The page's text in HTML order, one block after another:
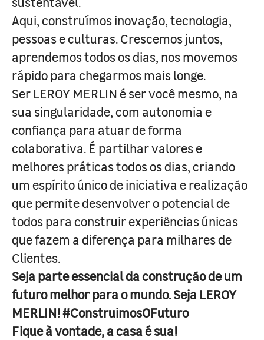
Aqui, construímos inovação, tecnologia,
pessoas e culturas. Crescemos juntos,
aprendemos todos os dias, nos movemos
rápido para chegarmos mais longe.
Ser LEROY MERLIN é ser você mesmo, na
sua singularidade, com autonomia e
confiança para atuar de forma
colaborativa. É partilhar valores e
melhores práticas todos os dias, criando
um espírito único de iniciativa e realização
que permite desenvolver o potencial de
todos para construir experiências únicas
que fazem a diferença para milhares de
Clientes.
Seja parte essencial da construção de um
futuro melhor para o mundo. Seja LEROY
MERLIN! #ConstruimosOFuturo
Fique à vontade, a casa é sua!